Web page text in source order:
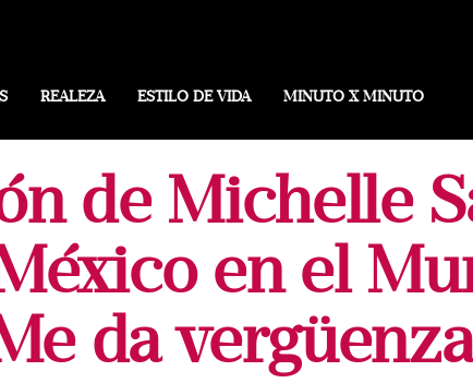
REALEZA ESTILO DE VIDA MINUTO X MINUTO
de Michelle
en el
da